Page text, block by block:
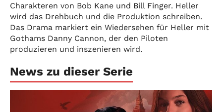
Charakteren von Bob Kane und Bill Finger. Heller
wird das Drehbuch und die Produktion schreiben.
Das Drama markiert ein Wiedersehen für Heller mit
Gothams Danny Cannon, der den Piloten
produzieren und inszenieren wird.
News zu dieser Serie